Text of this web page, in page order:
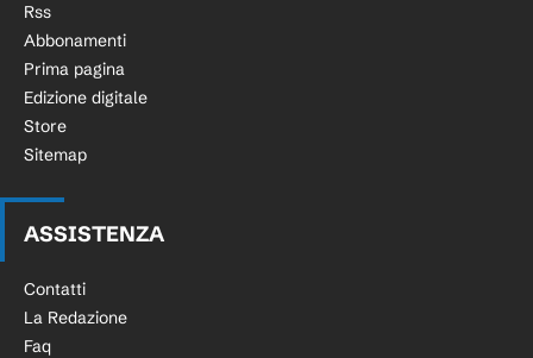
Rss
Abbonamenti
Prima pagina
Edizione digitale
Store
Sitemap
ASSISTENZA
Contatti
La Redazione
Faq